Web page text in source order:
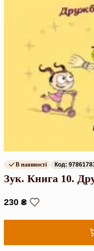
В наявності Код:
Зук. Книга 10.
230 ₴